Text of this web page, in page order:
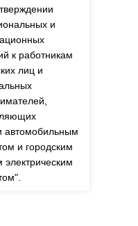
и
к работникам
лиц и
автомобильным
и городским